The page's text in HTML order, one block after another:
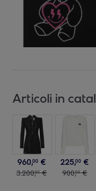
Articoli in
960,00 €
3.200,00 €
225,00 €
900,00 €